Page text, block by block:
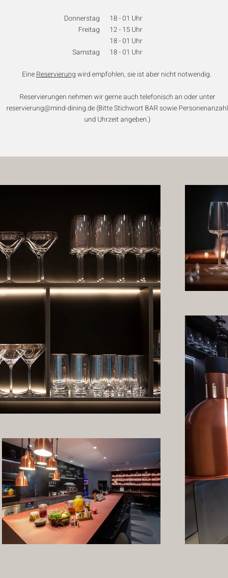
Donnerstag
Freitag
Samstag
18 - 01 Uhr
12 - 15 Uhr
18 - 01 Uhr
18 - 01 Uhr
EineReservierungwird empfohlen, sie ist aber nicht notwendig.
Reservierungen nehmen wir gerne auch telefonisch an oder unter
reservierung@mind-dining.de(Bitte Stichwort BAR sowie Personenanzahl
und Uhrzeit angeben.)